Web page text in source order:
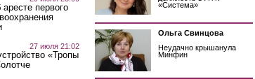
первого
27 июля 21:02
«Тропы
«Система»
Ольга Свинцова
Неудачно крышанула
Минфин